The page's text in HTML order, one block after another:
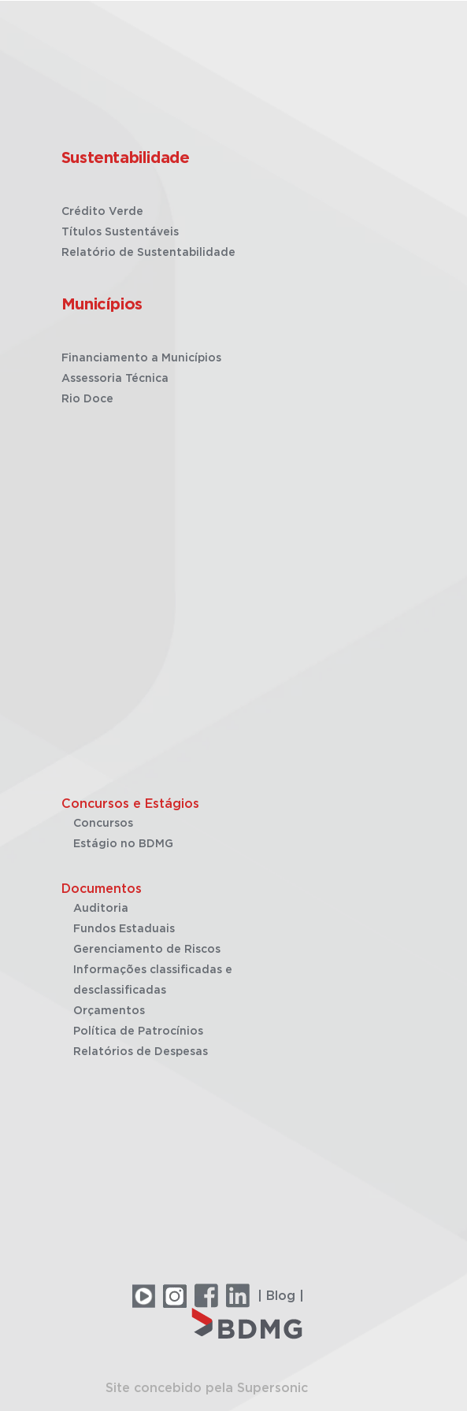
Sustentabilidade
Crédito Verde
Títulos Sustentáveis
Relatório de Sustentabilidade
Municípios
Financiamento a Municípios
Assessoria Técnica
Rio Doce
Concursos e Estágios
Concursos
Estágio no BDMG
Documentos
Auditoria
Fundos Estaduais
Gerenciamento de Riscos
Informações classificadas e
desclassificadas
Orçamentos
Política de Patrocínios
Relatórios de Despesas
| Blog |
Site concebido pela Supersonic